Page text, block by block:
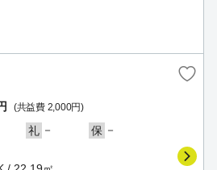
(共益費 2,000円)
礼 － 保 －